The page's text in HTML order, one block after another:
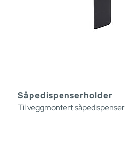
Såpedispenserholder
Til veggmontert såpedispenser